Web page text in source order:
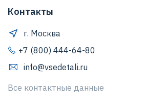
Клиентская поддержка
Обратная связь
Правила обработки персональных
Положение о защите
Согласие Пользователя на
данных
Контакты
г. Москва
+7 (800) 444-64-80
info@vsedetali.ru
Все контактные данные